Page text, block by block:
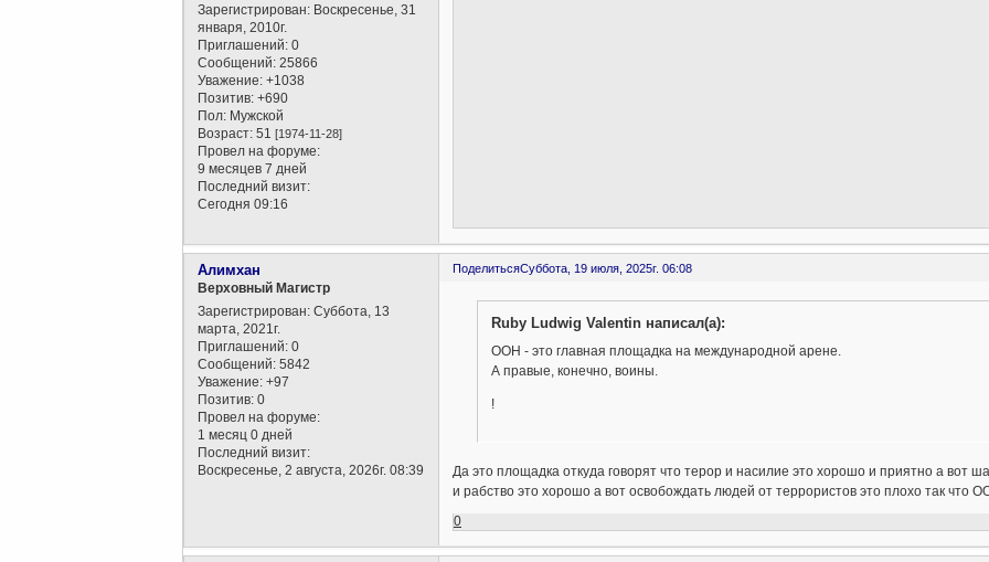
Зарегистрирован: Воскресенье, 31
января, 2010г.
Приглашений: 0
Сообщений: 25866
Уважение: +1038
Позитив: +690
Пол: Мужской
Возраст: 51[1974-11-28]
Провел на форуме:
9 месяцев 7 дней
Последний визит:
Сегодня 09:16
ПоделитьсяСуббота, 19 июля, 2025г. 06:08
Алимхан
Верховный Магистр
Зарегистрирован: Суббота, 13
марта, 2021г.
Приглашений: 0
Сообщений: 5842
Уважение: +97
Позитив: 0
Провел на форуме:
1 месяц 0 дней
Последний визит:
Воскресенье, 2 августа, 2026г. 08:39
Ruby Ludwig Valentin написал(а):
ООН - это главная площадка на международной арене.
А правые, конечно, воины.
!
Да это площадка откуда говорят что терор и насилие это хорошо и приятно а вот
и рабство это хорошо а вот освобождать людей от террористов это плохо так
0